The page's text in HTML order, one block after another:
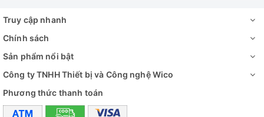
Truy cập nhanh
Chính sách
Sản phẩm nổi bật
Công ty TNHH Thiết bị và Công nghệ Wico
Phương thức thanh toán